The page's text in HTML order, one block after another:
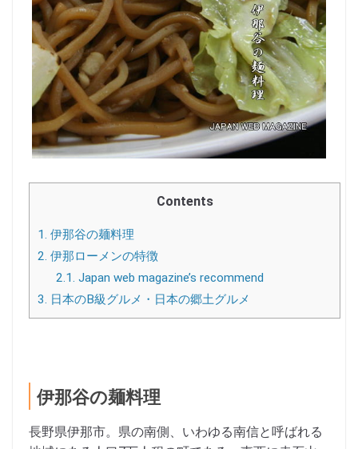
Contents
1. 伊那谷の麺料理
2. 伊那ローメンの特徴
2.1. Japan web magazine’s recommend
3.
日本のB級グルメ・日本の郷土グルメ
伊那谷の麺料理
長野県伊那市。県の南側、いわゆる南信と呼ばれる